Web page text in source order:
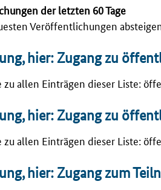
der letzten 60 Tage
Veröffentlichungen
hier: Zugang zu
zu allen Einträgen dieser Liste:
hier: Zugang zu
zu allen Einträgen dieser Liste:
hier: Zugang zum